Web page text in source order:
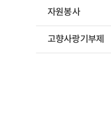
자원봉사
고향사랑기부제